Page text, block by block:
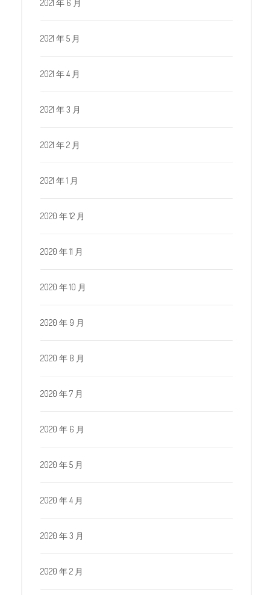
2021 年 6 月
2021 年 5 月
2021 年 4 月
2021 年 3 月
2021 年 2 月
2021 年 1 月
2020 年 12 月
2020 年 11 月
2020 年 10 月
2020 年 9 月
2020 年 8 月
2020 年 7 月
2020 年 6 月
2020 年 5 月
2020 年 4 月
2020 年 3 月
2020 年 2 月